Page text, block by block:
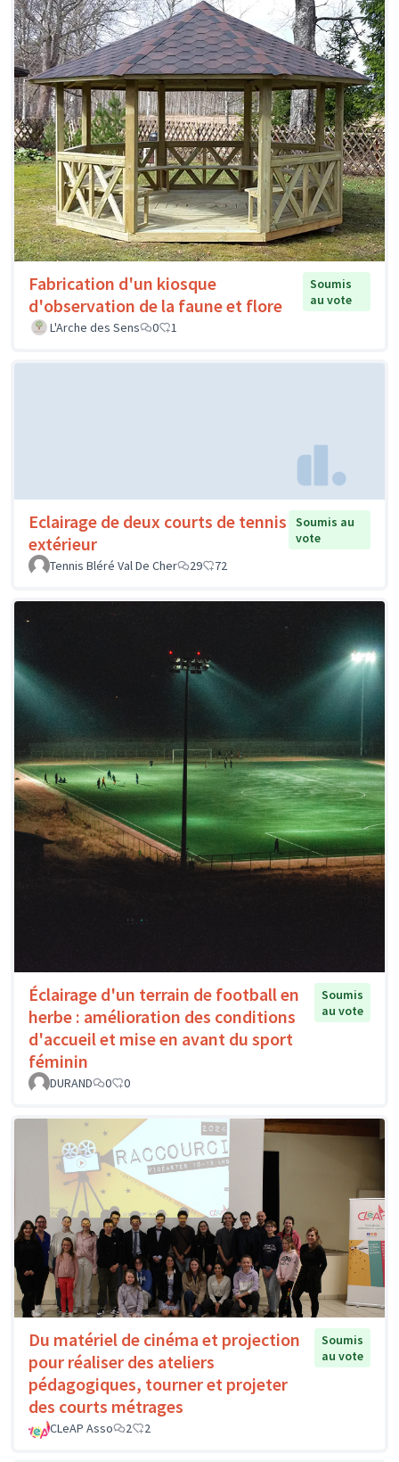
Fabrication d'un kiosque
d'observation de la faune et flore
Soumis
au vote
L'Arche des Sens
0 1
Eclairage de deux courts de tennis
extérieur
Soumis au
vote
Tennis Bléré Val De Cher
29 72
Éclairage d'un terrain de football en
herbe : amélioration des conditions
d'accueil et mise en avant du sport
féminin
Soumis
au vote
DURAND 0 0
Du matériel de cinéma et projection
pour réaliser des ateliers
pédagogiques, tourner et projeter
des courts métrages
Soumis
au vote
CLeAP Asso 2 2